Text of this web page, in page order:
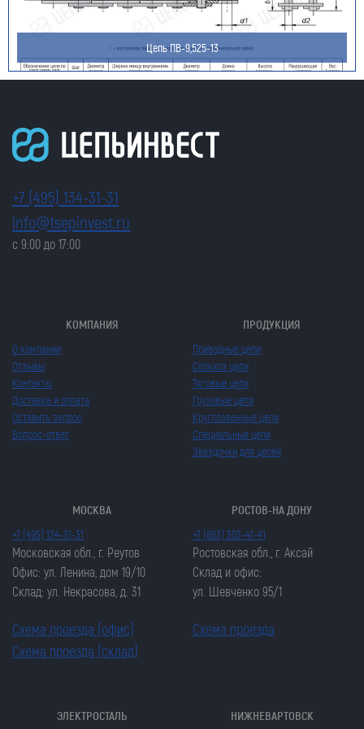
Цепь ПВ-9,525-13
+7 (495) 134-31-31
info@tsepinvest.ru
с 9:00 до 17:00
КОМПАНИЯ
О компании
Отзывы
Контакты
Доставка и оплата
Оставить запрос
Вопрос-ответ
ПРОДУКЦИЯ
Приводные цепи
Сельхоз цепи
Тяговые цепи
Грузовые цепи
Круглозвенные цепи
Специальные цепи
Звездочки для цепей
МОСКВА
+7 (495) 134-31-31
Московская обл., г. Реутов
Офис: ул. Ленина, дом 19/10
Склад: ул. Некрасова, д. 31
Схема проезда (офис)
Схема проезда (склад)
РОСТОВ-НА ДОНУ
+7 (863) 303-41-41
Ростовская обл., г. Аксай
Склад и офис:
ул. Шевченко 95/1
Схема проезда
ЭЛЕКТРОСТАЛЬ НИЖНЕВАРТОВСК